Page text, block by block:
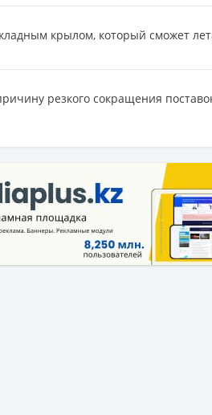
крылом, который сможет
резкого сокращения